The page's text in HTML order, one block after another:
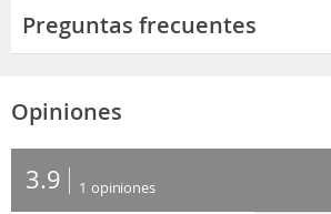
Preguntas frecuentes
Opiniones
3.9 1 opiniones